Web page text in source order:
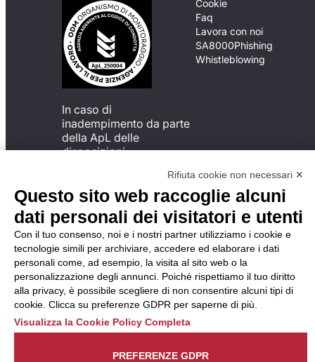
In caso di
inadempimento da parte
della ApL delle
disposizioni
possibile presentare un
reclamo
all’Organismo di
Monitoraggio utilizzando
una delle modalità
descritte al seguente
indirizzo web
https://odm-
agenzielavoro.it/reclami/.
Cookie
Faq
Lavora con noi
SA8000Phishing
Whistleblowing
Rifiuta cookie non necessari ✕
Questo sito web raccoglie alcuni
dati personali dei visitatori e utenti
Con il tuo consenso, noi e i nostri partner utilizziamo i cookie e
tecnologie simili per archiviare, accedere ed elaborare i dati
personali come, ad esempio, la visita al sito web o la
personalizzazione degli annunci. Poiché rispettiamo il tuo diritto
alla privacy, è possibile scegliere di non consentire alcuni tipi di
cookie. Clicca su preferenze GDPR per saperne di più.
Visualizza la Cookie Policy Completa
PREFERENZE GDPR